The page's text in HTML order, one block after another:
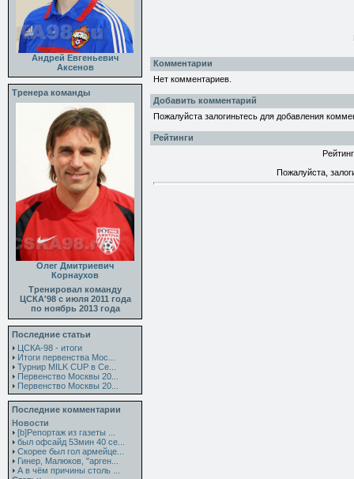
Андрей Евгеньевич
Аксенов
Тренера команды
Олег Дмитриевич
Корнаухов
Тренировал команду
ЦСКА'98 с июля 2011 года
по ноябрь 2013 года
Последние статьи
ЦСКА-98 - итоги
Итоги первенства Мос...
Турнир MILK CUP в Се...
Первенство Москвы 20...
Первенство Москвы 20...
Последние комментарии
Новости
[b]Репортаж из газеты ...
был офсайд 53мин 40 се...
Скорее был гол армейце...
Гинер, Малюков, "арген...
А в чём причины столь ...
Комментарии
Нет комментариев.
Добавить комментарий
Пожалуйста залогиньтесь для добавления
Рейтинги
Пожалуйста,